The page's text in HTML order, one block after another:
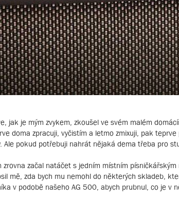
jak je mým zvykem, zkoušel ve svém malém
doma zpracuji, vyčistím a letmo zmixuji, pak
Ale pokud potřebuji nahrát nějaká dema třeba pro
zrovna začal natáčet s jedním místním
mě, zda bych mu nemohl do některých skladeb,
v podobě našeho AG 500, abych prubnul, co je v